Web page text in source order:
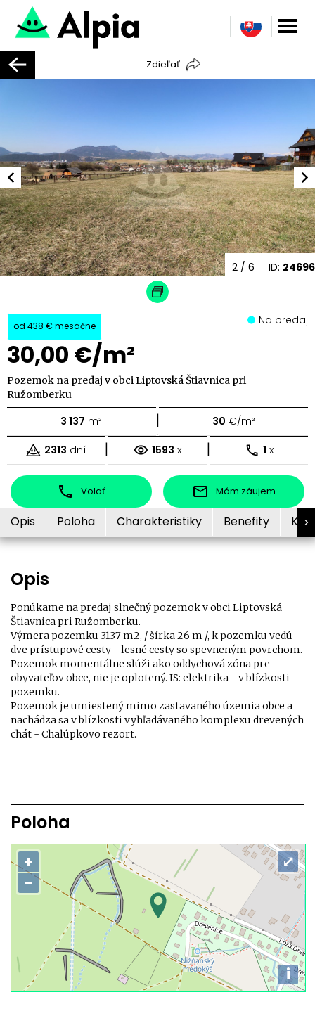
Zdieľať
ID: 24696
2 / 6
od 438 € mesačne
30,00 €/m²
Na predaj
Pozemok na predaj v obci Liptovská Štiavnica pri
Ružomberku
3 137 m² | 30 €/m²
2313 dní | 1593 x | 1 x
Volať Mám záujem
Opis Poloha Charakteristiky Benefity
Opis
Ponúkame na predaj slnečný pozemok v obci Liptovská
Štiavnica pri Ružomberku.
Výmera pozemku 3137 m2, / šírka 26 m /, k pozemku vedú
dve prístupové cesty - lesné cesty so spevneným povrchom.
Pozemok momentálne slúži ako oddychová zóna pre
obyvateľov obce, nie je oplotený. IS: elektrika - v blízkosti
pozemku.
Pozemok je umiestený mimo zastavaného územia obce a
nachádza sa v blízkosti vyhľadávaného komplexu drevených
chát - Chalúpkovo rezort.
Poloha
+
−
i
⤢